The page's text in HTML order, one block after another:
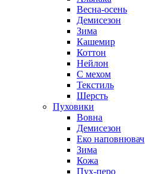
Весна-осень
Демисезон
Зима
Кашемир
Коттон
Нейлон
С мехом
Текстиль
Шерсть
Пуховики
Вовна
Демисезон
Еко наповнювач
Зима
Кожа
Пух-перо